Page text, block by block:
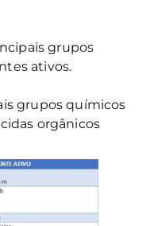
grupos
ativos.
grupos químicos
orgânicos